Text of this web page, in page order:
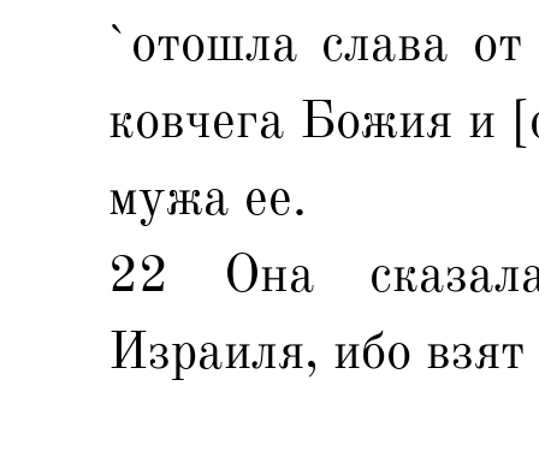
`отошла слава
ковчега Божия и
мужа ее.
22 Она
Израиля, ибо